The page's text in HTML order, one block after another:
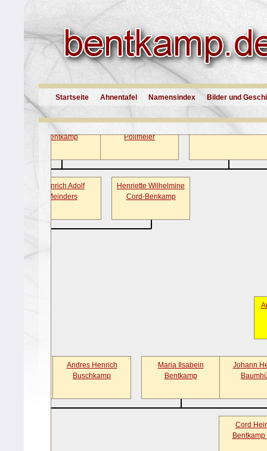
Startseite Ahnentafel Namensindex Bilder und
Karl A.
Elsa F. Bentkamp
Heinrich Wilhelm
Scharpwinkel
Friedrich Wilhelm
Bentkamp
Pollmeier
Henriette Wilhelmine
Cord-Benkamp
Heinrich Adolf
Meinders
Andres Henrich
Buschkamp
Maria Ilsabein
Bentkamp
Johann
Cord
Bentkamp